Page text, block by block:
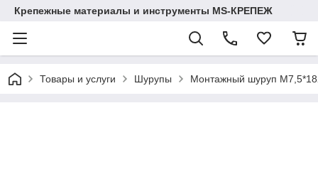
Крепежные материалы и инструменты MS-КРЕПЕЖ
Товары и услуги Шурупы Монтажный шуруп